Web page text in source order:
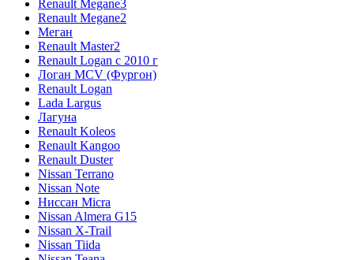
Renault Megane3
Renault Megane2
Меган
Renault Master2
Renault Logan c 2010 г
Логан МСV (Фургон)
Renault Logan
Lada Largus
Лагуна
Renault Koleos
Renault Kangoo
Renault Duster
Nissan Terrano
Nissan Note
Ниссан Micra
Nissan Almera G15
Nissan X-Trail
Nissan Tiida